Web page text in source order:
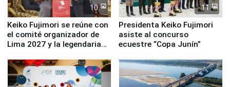
10
Keiko Fujimori se reúne con
el comité organizador de
Lima 2027 y la legendaria
11
Presidenta Keiko Fujimori
asiste al concurso
ecuestre “Copa Junín”